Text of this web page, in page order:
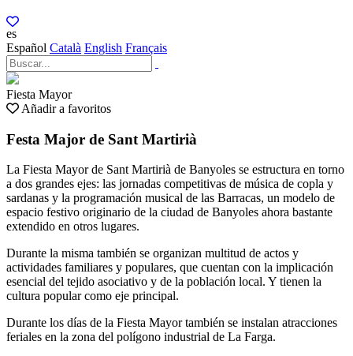
es
Español Català English Français
Fiesta Mayor
Añadir a favoritos
Festa Major de Sant Martirià
La Fiesta Mayor de Sant Martirià de Banyoles se estructura en torno
a dos grandes ejes: las jornadas competitivas de música de copla y
sardanas y la programación musical de las Barracas, un modelo de
espacio festivo originario de la ciudad de Banyoles ahora bastante
extendido en otros lugares.
Durante la misma también se organizan multitud de actos y
actividades familiares y populares, que cuentan con la implicación
esencial del tejido asociativo y de la población local. Y tienen la
cultura popular como eje principal.
Durante los días de la Fiesta Mayor también se instalan atracciones
feriales en la zona del polígono industrial de La Farga.